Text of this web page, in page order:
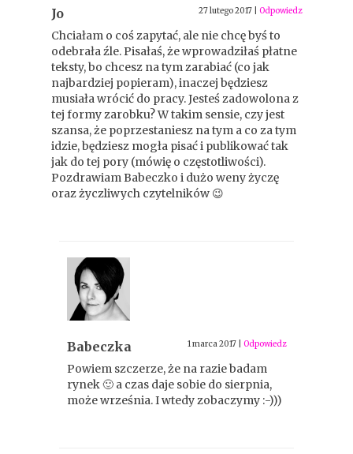
Jo 27 lutego 2017 Odpowiedz
Chciałam o coś zapytać, ale nie chcę byś to
odebrała źle. Pisałaś, że wprowadziłaś płatne
teksty, bo chcesz na tym zarabiać (co jak
najbardziej popieram), inaczej będziesz
musiała wrócić do pracy. Jesteś zadowolona z
tej formy zarobku? W takim sensie, czy jest
szansa, że poprzestaniesz na tym a co za tym
idzie, będziesz mogła pisać i publikować tak
jak do tej pory (mówię o częstotliwości).
Pozdrawiam Babeczko i dużo weny życzę
oraz życzliwych czytelników 😉
Babeczka 1 marca 2017 Odpowiedz
Powiem szczerze, że na razie badam
rynek 🙂 a czas daje sobie do sierpnia,
może września. I wtedy zobaczymy :-)))